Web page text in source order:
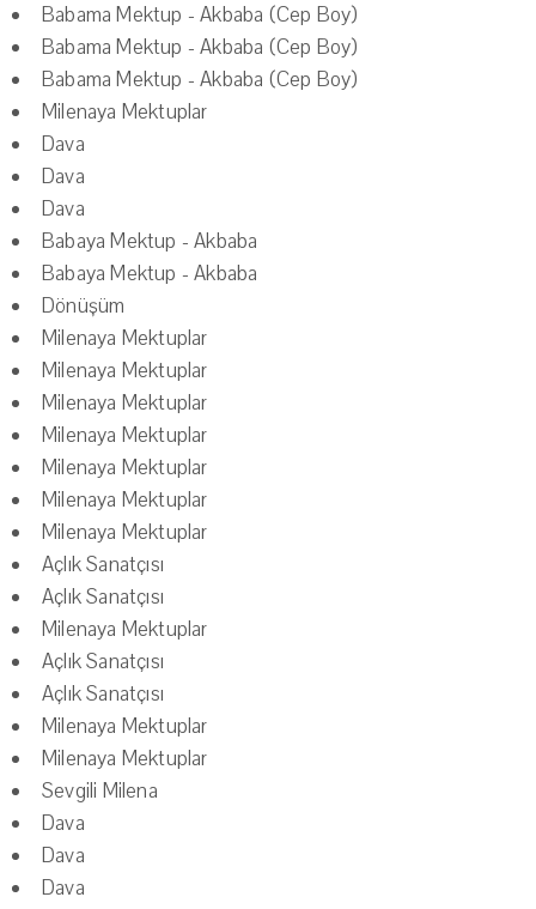
Babama Mektup - Akbaba (Cep Boy)
Babama Mektup - Akbaba (Cep Boy)
Babama Mektup - Akbaba (Cep Boy)
Milenaya Mektuplar
Dava
Dava
Dava
Babaya Mektup - Akbaba
Babaya Mektup - Akbaba
Dönüşüm
Milenaya Mektuplar
Milenaya Mektuplar
Milenaya Mektuplar
Milenaya Mektuplar
Milenaya Mektuplar
Milenaya Mektuplar
Milenaya Mektuplar
Açlık Sanatçısı
Açlık Sanatçısı
Milenaya Mektuplar
Açlık Sanatçısı
Açlık Sanatçısı
Milenaya Mektuplar
Milenaya Mektuplar
Sevgili Milena
Dava
Dava
Dava